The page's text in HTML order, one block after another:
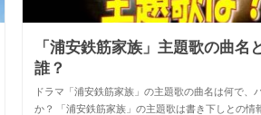
「浦安鉄筋家族」主題歌の曲名
誰？
ドラマ「浦安鉄筋家族」の主題歌の曲名は何で、
か？ 「浦安鉄筋家族」の主題歌は書き下しとの情